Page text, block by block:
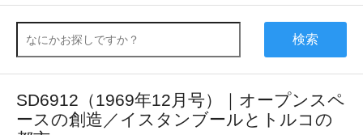
検索
SD6912（1969年12月号）｜オープンスペ
ースの創造／イスタンブールとトルコの